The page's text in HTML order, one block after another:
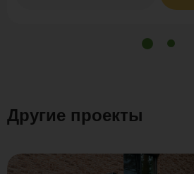
Другие проекты